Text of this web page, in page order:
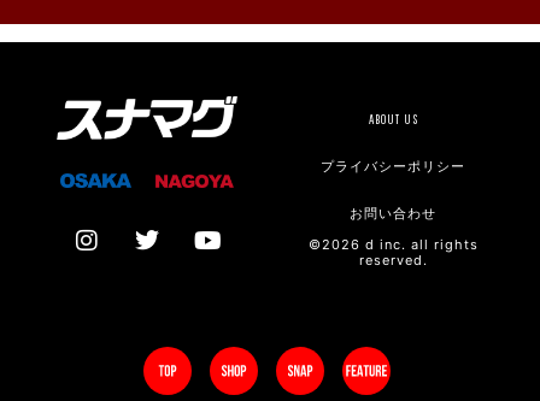
ABOUT US
プライバシーポリシー
お問い合わせ
©2026 d inc. all rights
reserved.